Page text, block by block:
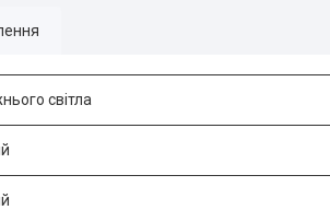
світла